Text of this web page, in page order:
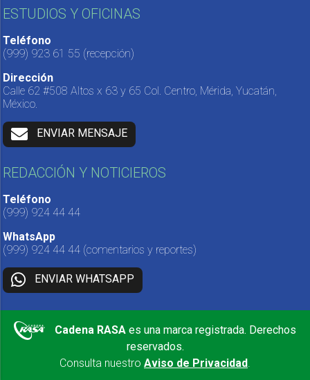
ESTUDIOS Y OFICINAS
Teléfono
(999) 923 61 55 (recepción)
Dirección
Calle 62 #508 Altos x 63 y 65 Col. Centro, Mérida, Yucatán,
México.
ENVIAR MENSAJE
REDACCIÓN Y NOTICIEROS
Teléfono
(999) 924 44 44
WhatsApp
(999) 924 44 44 (comentarios y reportes)
ENVIAR WHATSAPP
Cadena RASA es una marca registrada. Derechos
reservados.
Consulta nuestro Aviso de Privacidad